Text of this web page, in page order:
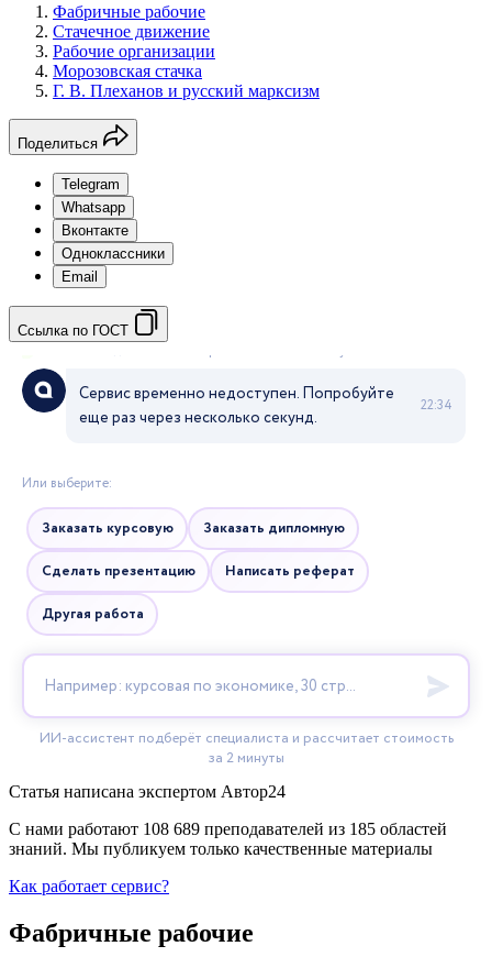
Фабричные рабочие
Стачечное движение
Рабочие организации
Морозовская стачка
Г. В. Плеханов и русский марксизм
Поделиться
Telegram
Whatsapp
Вконтакте
Одноклассники
Email
Ссылка по ГОСТ
Статья написана экспертом Автор24
С нами работают 108 689 преподавателей из 185 областей
знаний. Мы публикуем только качественные материалы
Как работает сервис?
Фабричные рабочие